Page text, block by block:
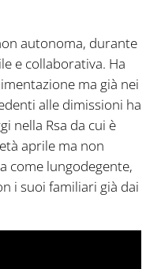
autonoma, durante
e collaborativa. Ha
ma già nei
alle dimissioni ha
nella Rsa da cui è
aprile ma non
come lungodegente,
i suoi familiari già dai